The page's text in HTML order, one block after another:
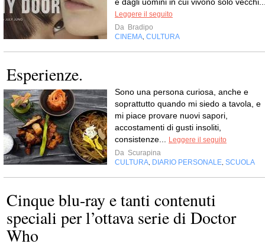
Leggere il seguito
Da Bradipo
CINEMA CULTURA
Esperienze.
Sono una persona curiosa, anche e
soprattutto quando mi siedo a tavola, e
mi piace provare nuovi sapori,
accostamenti di gusti insoliti,
consistenze...
Leggere il seguito
Da Scurapina
CULTURA DIARIO PERSONALE SCUOLA
Cinque blu-ray e tanti contenuti
speciali per l’ottava serie di Doctor
Who